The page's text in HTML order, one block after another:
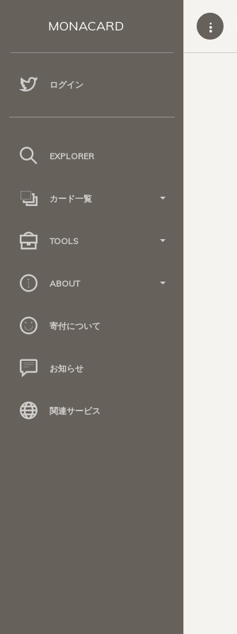
MONACARD
ログイン
EXPLORER
カード一覧
TOOLS
ABOUT
寄付について
お知らせ
関連サービス